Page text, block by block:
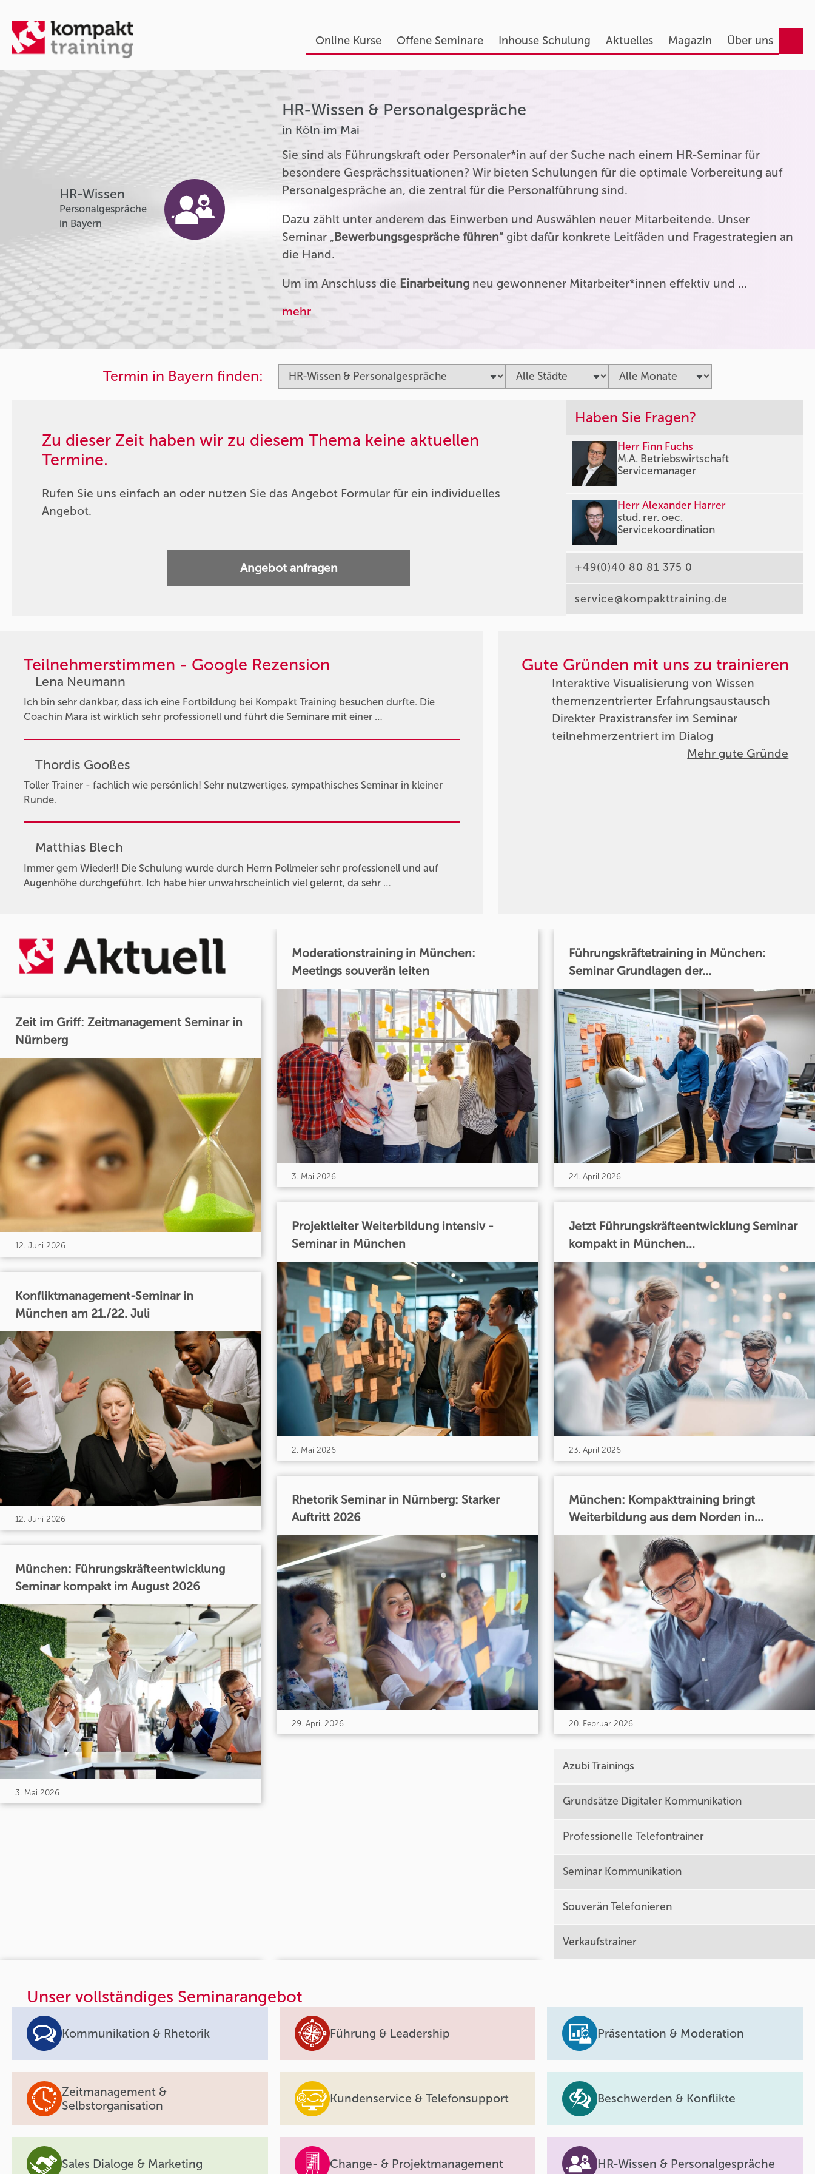
Online Kurse Offene Seminare Inhouse Schulung Aktuelles Magazin Über uns
HR-Wissen
Personalgespräche
in Bayern
HR-Wissen & Personalgespräche
in Köln im Mai
Sie sind als Führungskraft oder Personaler*in auf der Suche nach einem HR-Seminar für
besondere Gesprächssituationen? Wir bieten Schulungen für die optimale Vorbereitung auf
Personalgespräche an, die zentral für die Personalführung sind.
Dazu zählt unter anderem das Einwerben und Auswählen neuer Mitarbeitende. Unser
Seminar „Bewerbungsgespräche führen“ gibt dafür konkrete Leitfäden und Fragestrategien an
die Hand.
Um im Anschluss die Einarbeitung neu gewonnener Mitarbeiter*innen effektiv und …
mehr
Termin in Bayern finden:
Zu dieser Zeit haben wir zu diesem Thema keine aktuellen
Termine.
Rufen Sie uns einfach an oder nutzen Sie das Angebot Formular für ein individuelles
Angebot.
Angebot anfragen
Haben Sie Fragen?
Herr Finn Fuchs
M.A. Betriebswirtschaft
Servicemanager
Herr Alexander Harrer
stud. rer. oec.
Servicekoordination
+49(0)40 80 81 375 0
service@kompakttraining.de
Teilnehmerstimmen - Google Rezension
Lena Neumann
Ich bin sehr dankbar, dass ich eine Fortbildung bei Kompakt Training besuchen durfte. Die
Coachin Mara ist wirklich sehr professionell und führt die Seminare mit einer …
Thordis Gooßes
Toller Trainer - fachlich wie persönlich! Sehr nutzwertiges, sympathisches Seminar in kleiner
Runde.
Matthias Blech
Immer gern Wieder!! Die Schulung wurde durch Herrn Pollmeier sehr professionell und auf
Augenhöhe durchgeführt. Ich habe hier unwahrscheinlich viel gelernt, da sehr …
Gute Gründen mit uns zu trainieren
Interaktive Visualisierung von Wissen
themenzentrierter Erfahrungsaustausch
Direkter Praxistransfer im Seminar
teilnehmerzentriert im Dialog
Mehr gute Gründe
Zeit im Griff: Zeitmanagement Seminar in
Nürnberg
12. Juni 2026
Konfliktmanagement-Seminar in
München am 21./22. Juli
12. Juni 2026
München: Führungskräfteentwicklung
Seminar kompakt im August 2026
3. Mai 2026
Moderationstraining in München:
Meetings souverän leiten
3. Mai 2026
Projektleiter Weiterbildung intensiv -
Seminar in München
2. Mai 2026
Rhetorik Seminar in Nürnberg: Starker
Auftritt 2026
29. April 2026
Führungskräftetraining in München:
Seminar Grundlagen der...
24. April 2026
Jetzt Führungskräfteentwicklung Seminar
kompakt in München...
23. April 2026
München: Kompakttraining bringt
Weiterbildung aus dem Norden in...
20. Februar 2026
Azubi Trainings
Grundsätze Digitaler Kommunikation
Professionelle Telefontrainer
Seminar Kommunikation
Souverän Telefonieren
Verkaufstrainer
Unser vollständiges Seminarangebot
Kommunikation & Rhetorik Führung & Leadership Präsentation & Moderation
Zeitmanagement &
Selbstorganisation
Kundenservice & Telefonsupport Beschwerden & Konflikte
Sales Dialoge & Marketing Change- & Projektmanagement HR-Wissen & Personalgespräche